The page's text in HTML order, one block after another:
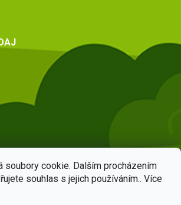
soubory cookie. Dalším procházením
souhlas s jejich používáním.. Více